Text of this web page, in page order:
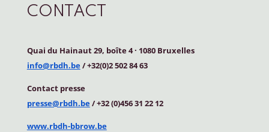
CONTACT
Quai du Hainaut 29, boîte 4· 1080 Bruxelles
info@rbdh.be/ +32(0)2 502 84 63
Contact presse
presse@rbdh.be/ +32 (0)456 31 22 12
www.rbdh-bbrow.be